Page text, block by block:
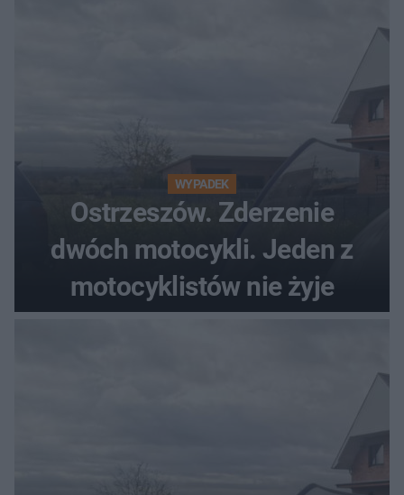
WYPADEK
Ostrzeszów. Zderzenie
dwóch motocykli. Jeden z
motocyklistów nie żyje